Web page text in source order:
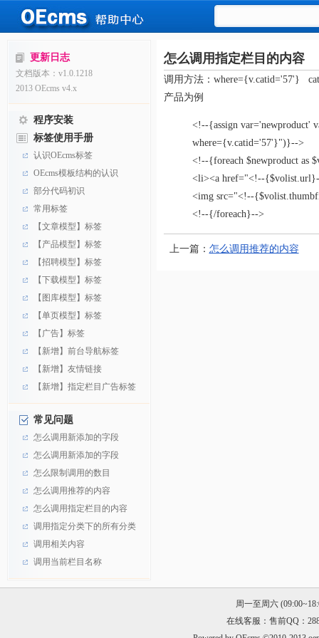
更新日志
文档版本：v1.0.1218
2013 OEcms v4.x
程序安装
标签使用手册
认识OEcms标签
OEcms模板结构的认识
部分代码初识
常用标签
【文章模型】标签
【产品模型】标签
【招聘模型】标签
【下载模型】标签
【图库模型】标签
【单页模型】标签
【广告】标签
【新增】前台导航标签
【新增】友情链接
【新增】指定栏目广告标签
常见问题
怎么调用新添加的字段
怎么调用新添加的字段
怎么限制调用的数目
怎么调用推荐的内容
怎么调用指定栏目的内容
调用指定分类下的所有分类
调用相关内容
调用当前栏目名称
怎么调用指定栏目的内容
调用方法：where={v.catid='57'}
产品为例
<!--{assign var='newproduct'
where={v.catid='57'}")}-->
<!--{foreach $newproduct as
<li><a href="<!--
<img src="<!--
<!--{/foreach}-->
上一篇： 怎么调用推荐的内容
周一至周六
在线客服：售前QQ：